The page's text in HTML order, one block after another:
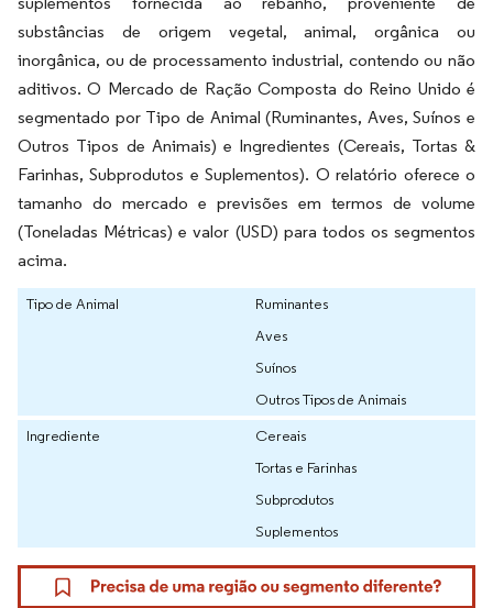
substâncias de origem vegetal, animal, orgânica ou
inorgânica, ou de processamento industrial, contendo ou não
aditivos. O Mercado de Ração Composta do Reino Unido é
segmentado por Tipo de Animal (Ruminantes, Aves, Suínos e
Outros Tipos de Animais) e Ingredientes (Cereais, Tortas &
Farinhas, Subprodutos e Suplementos). O relatório oferece o
tamanho do mercado e previsões em termos de volume
(Toneladas Métricas) e valor (USD) para todos os segmentos
acima.
Tipo de Animal
Ruminantes
Aves
Suínos
Outros Tipos de Animais
Ingrediente
Cereais
Tortas e Farinhas
Subprodutos
Suplementos